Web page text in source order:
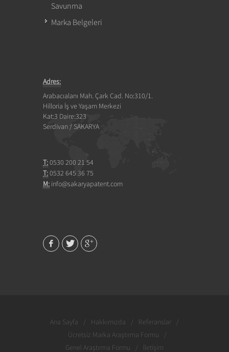
Savunma
Marka Belgeleri
Adres:
Arabacıalanı Mah. Çark Cad. No:310/1.
Hilloria İş ve Yaşam Merkezi
Kat:3 Daire:323
Serdivan / SAKARYA
T:0530 200 21 54
T:0532 645 36 75
M: info@sakaryapatent.com
Ana Sayfa / Hakkımızda / Referanslar
/
Ücretsiz Marka Araştırma Formu
/
Genel Araştırma Formu
/ İletişim